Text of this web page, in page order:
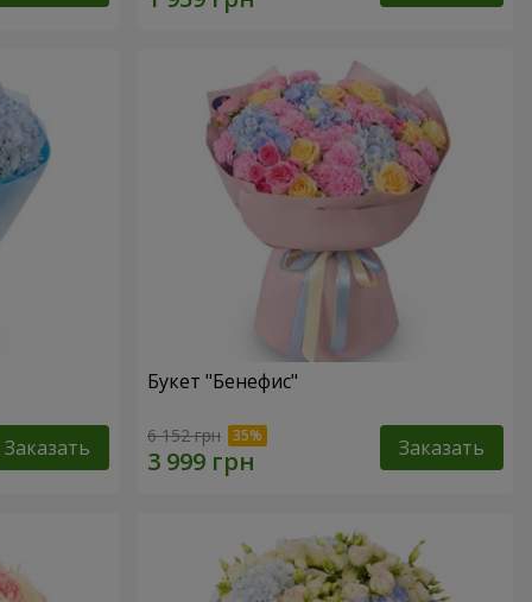
Заказать
Букет "Бенефис"
6 152 грн Заказать